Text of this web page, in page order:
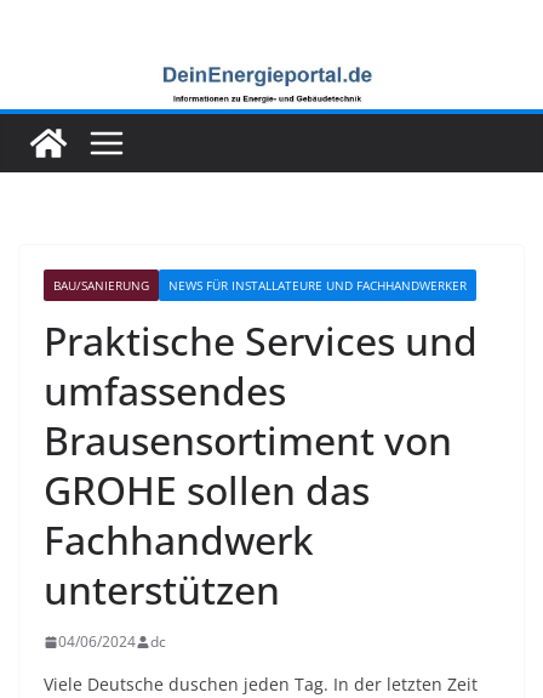
BAU/SANIERUNG NEWS FÜR INSTALLATEURE UND FACHHANDWERKER
Praktische Services und
umfassendes
Brausensortiment von
GROHE sollen das
Fachhandwerk
unterstützen
04/06/2024 dc
Viele Deutsche duschen jeden Tag. In der letzten Zeit